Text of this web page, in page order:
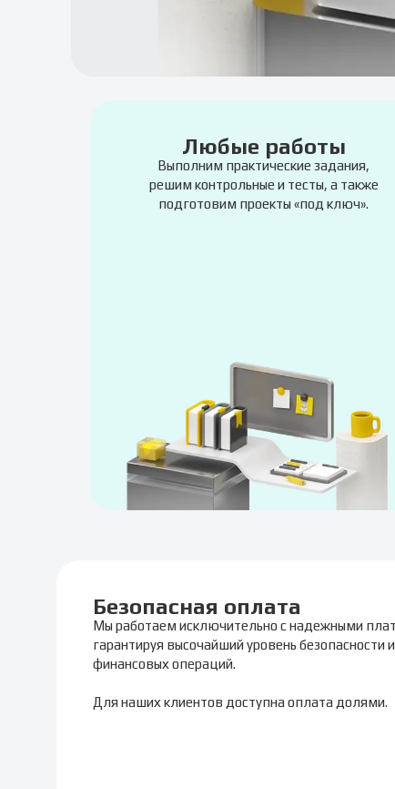
Любые работы
Выполним практические задания,
решим контрольные и тесты, а также
подготовим проекты «под ключ».
Безопасная оплата
Мы работаем исключительно с надежными
гарантируя высочайший уровень
финансовых операций.
Для наших клиентов доступна оплата долями.